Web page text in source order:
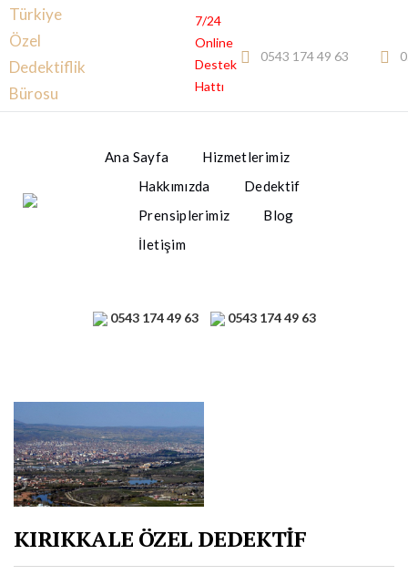
Türkiye
Özel
Dedektiflik
Bürosu
7/24
Online
Destek
Hattı
0543 174 49 63
Ana Sayfa
Hizmetlerimiz
Hakkımızda
Dedektif
Prensiplerimiz
Blog
İletişim
0543 174 49 63 0543 174 49 63
KIRIKKALE ÖZEL DEDEKTİF